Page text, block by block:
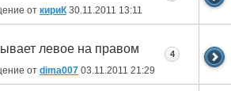
от кириК 30.11.2011 13:11
левое на правом
от dima007 03.11.2011 21:29
4